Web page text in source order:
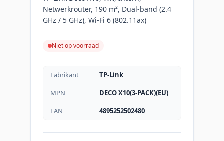
Netwerkrouter, 190 m², Dual-band (2.4
GHz / 5 GHz), Wi-Fi 6 (802.11ax)
Niet op voorraad
Fabrikant
TP-Link
MPN
DECO X10(3-PACK)(EU)
EAN
4895252502480